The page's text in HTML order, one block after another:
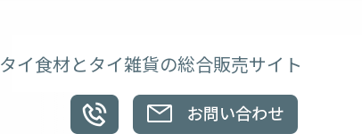
タイ食材とタイ雑貨の総合販売サイト